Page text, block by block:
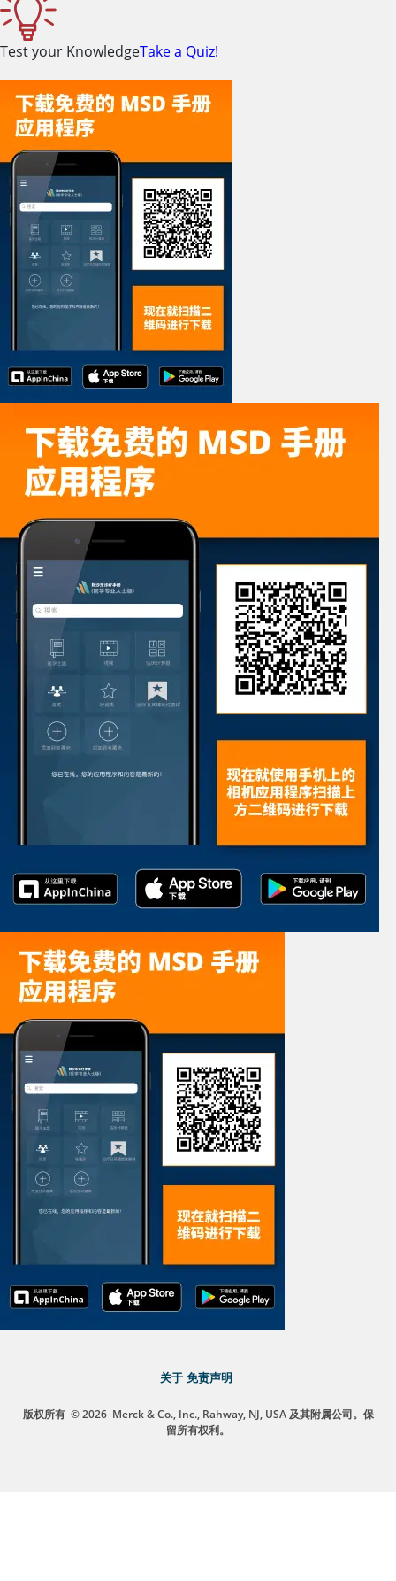
Test your KnowledgeTake a Quiz!
关于 免责声明
版权所有 © 2026 Merck & Co., Inc., Rahway, NJ, USA 及其附属公司。保
留所有权利。